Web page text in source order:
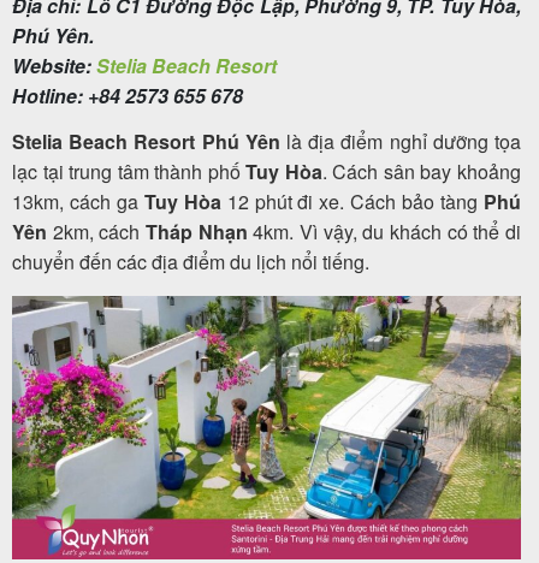
dụng
hệ
Phú Yên.
Website:Stelia Beach Resort
Hotline: +84 2573 655 678
Stelia Beach Resort Phú Yên là địa điểm nghỉ dưỡng tọa
lạc tại trung tâm thành phốTuy Hòa. Cách sân bay khoảng
13km, cách ga Tuy Hòa12 phút đi xe. Cách bảo tàng Phú
Yên 2km, cách Tháp Nhạn 4km. Vì vậy, du khách có thể di
chuyển đến các địa điểm du lịch nổi tiếng.